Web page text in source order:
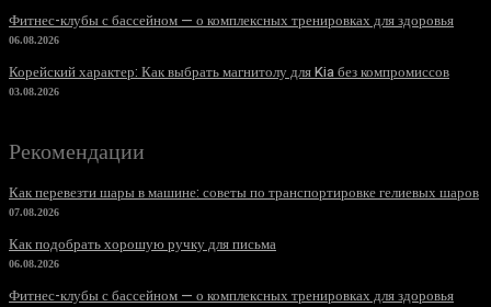
Фитнес-клубы с бассейном — о комплексных тренировках для здоровья
06.08.2026
Корейский характер: Как выбрать магнитолу для Kia без компромиссов
03.08.2026
Рекомендации
Как перевезти шары в машине: советы по транспортировке гелиевых шаров
07.08.2026
Как подобрать хорошую ручку для письма
06.08.2026
Фитнес-клубы с бассейном — о комплексных тренировках для здоровья